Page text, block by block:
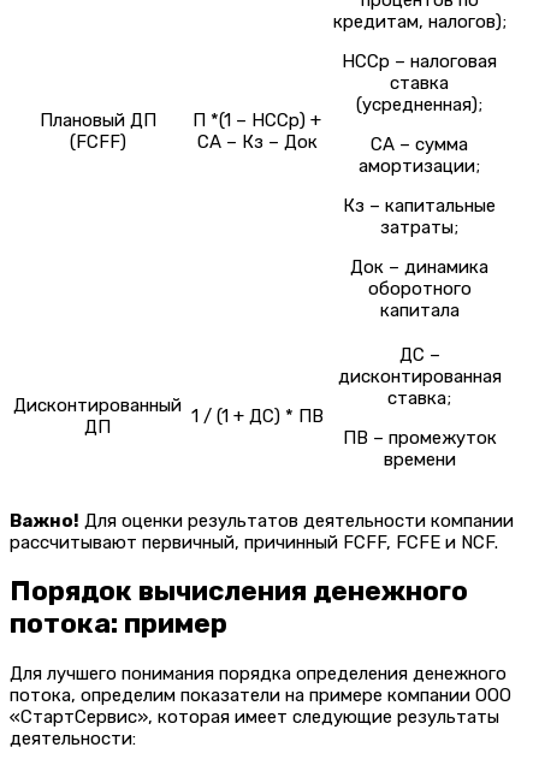
Плановый ДП
(FCFF)
П *(1 – НССр) +
СА – Кз – Док
кредитам, налогов);
НССр – налоговая
ставка
(усредненная);
СА – сумма
амортизации;
Кз – капитальные
затраты;
Док – динамика
оборотного
капитала
Дисконтированный
ДП
1 / (1 + ДС) * ПВ
ДС –
дисконтированная
ставка;
ПВ – промежуток
времени
Важно! Для оценки результатов деятельности компании
рассчитывают первичный, причинный FCFF, FCFE и NCF.
Порядок вычисления денежного
потока: пример
Для лучшего понимания порядка определения денежного
потока, определим показатели на примере компании ООО
«СтартСервис», которая имеет следующие результаты
деятельности: